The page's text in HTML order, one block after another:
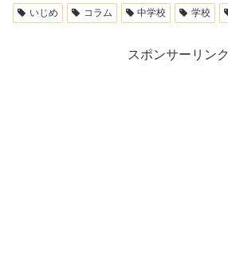
いじめ コラム 中学校 学校
スポンサーリンク